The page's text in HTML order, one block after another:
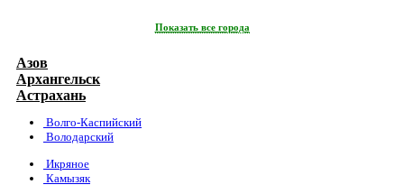
Показать все города
Азов
Архангельск
Астрахань
Волго-Каспийский
Володарский
Икряное
Камызяк